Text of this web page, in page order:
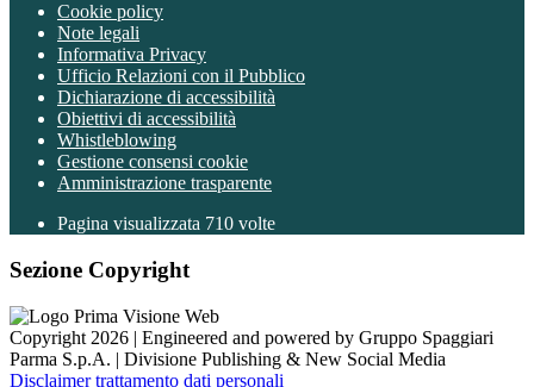
Cookie policy
Note legali
Informativa Privacy
Ufficio Relazioni con il Pubblico
Dichiarazione di accessibilità
Obiettivi di accessibilità
Whistleblowing
Gestione consensi cookie
Amministrazione trasparente
Pagina visualizzata 710 volte
Sezione Copyright
Copyright 2026 | Engineered and powered by Gruppo Spaggiari
Parma S.p.A. | Divisione Publishing & New Social Media
Disclaimer trattamento dati personali